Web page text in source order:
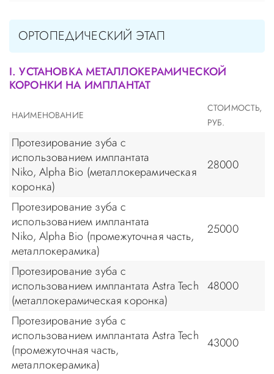
ОРТОПЕДИЧЕСКИЙ ЭТАП
I. УСТАНОВКА МЕТАЛЛОКЕРАМИЧЕСКОЙ
КОРОНКИ НА ИМПЛАНТАТ
НАИМЕНОВАНИЕ
СТОИМОСТЬ,
РУБ.
Протезирование зуба с
использованием имплантата
Niko, Alpha Bio (металлокерамическая
коронка)
28000
Протезирование зуба с
использованием имплантата
Niko, Alpha Bio (промежуточная часть,
металлокерамика)
25000
Протезирование зуба с
использованием имплантата Astra Tech
(металлокерамическая коронка)
48000
Протезирование зуба с
использованием имплантата Astra Tech
(промежуточная часть,
металлокерамика)
43000